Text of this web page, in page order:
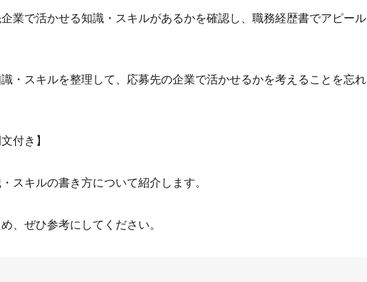
業で活かせる知識・スキルがあるかを確認し、職務経歴書でアピール
・スキルを整理して、応募先の企業で活かせるかを考えることを忘れ
付き】
スキルの書き方について紹介します。
、ぜひ参考にしてください。